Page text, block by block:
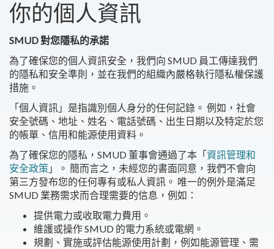
你的個人資訊
SMUD 對您隱私的承諾
為了確保您的個人資訊安全，我們向 SMUD 員工傳達我們
的隱私和安全準則，並在我們的組織內嚴格執行隱私權保護
措施。
「個人資訊」是指識別個人身分的任何記錄。 例如，社會
安全號碼、地址、姓名、電話號碼、出生日期以及特定於您
的帳單、信用和能源使用資料。
為了確保您的隱私，SMUD 董事會通過了本「資訊管理和
安全政策 」。 簡而言之，未經您的書面同意，我們不會向
第三方發布您的任何專有或私人資訊。 唯一的例外是滿足
SMUD 業務需求而合理需要的信息，例如：
提供電力或收取電力費用。
維護或操作 SMUD 的電力系統或電網。
規劃、實施或評估能源使用計劃，例如能源管理、需